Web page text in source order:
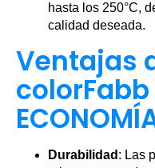
hasta los 250°C,
calidad deseada.
Ventajas
colorFabb
Durabilidad : Las